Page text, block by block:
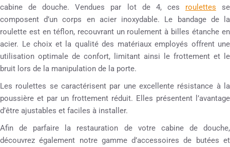
cabine de douche. Vendues par lot de 4, ces roulettes se
composent d’un corps en acier inoxydable. Le bandage de la
roulette est en téflon, recouvrant un roulement à billes étanche en
acier. Le choix et la qualité des matériaux employés offrent une
utilisation optimale de confort, limitant ainsi le frottement et le
bruit lors de la manipulation de la porte.
Les roulettes se caractérisent par une excellente résistance à la
poussière et par un frottement réduit. Elles présentent l’avantage
d’être ajustables et faciles à installer.
Afin de parfaire la restauration de votre cabine de douche,
découvrez également notre gamme d’accessoires de butées et